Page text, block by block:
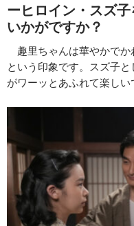
ーヒロイン・スズ
いかがですか？
趣里ちゃんは華やかでか
という印象です。スズ子
がワーッとあふれて楽しい